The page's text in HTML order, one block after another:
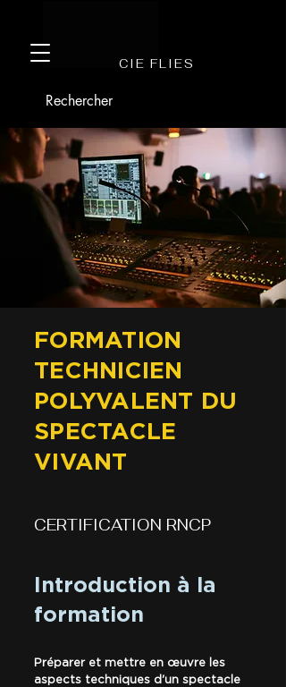
CIE FLIES
FORMATION
TECHNICIEN
POLYVALENT DU
SPECTACLE
VIVANT
CERTIFICATION RNCP
Introduction à la
formation
Préparer et mettre en œuvre les
aspects techniques d'un spectacle